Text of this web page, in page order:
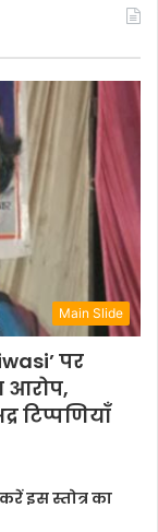
Main Slide
पर
आरोप,
टिप्पणियाँ
इस स्तोत्र का